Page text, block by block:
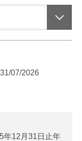
07/2026
年12月31日止年